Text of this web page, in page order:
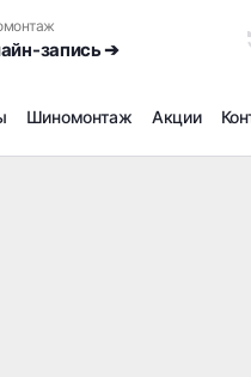
запись ➔
Шиномонтаж Акции